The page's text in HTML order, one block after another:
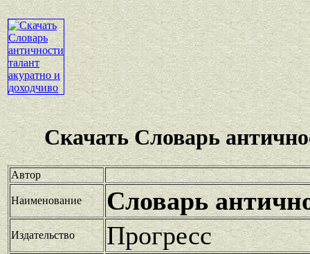
Скачать Словарь
Автор
Наименование Словарь
Издательство Прогресс